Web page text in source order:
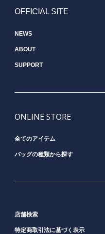
OFFICIAL SITE
NEWS
ABOUT
SUPPORT
ONLINE STORE
全てのアイテム
バッグの種類から探す
店舗検索
特定商取引法に基づく表示